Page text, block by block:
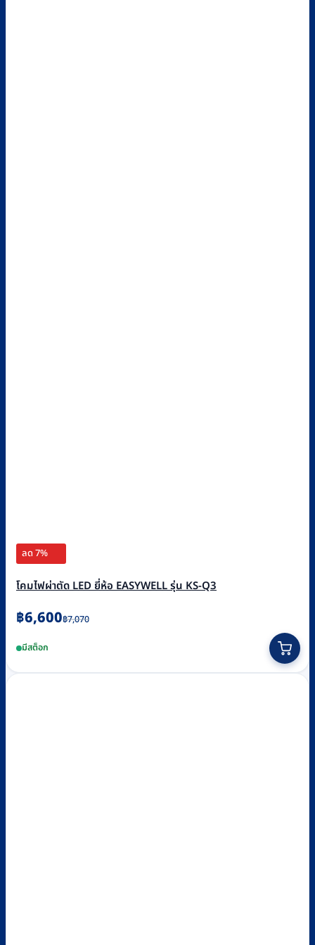
ลด 7%
โคมไฟผ่าตัด LED ยี่ห้อ EASYWELL รุ่น KS-Q3
฿7,070
Original
was:
฿7,070.
฿6,600
Current
is:
฿6,600.
มีสต็อก